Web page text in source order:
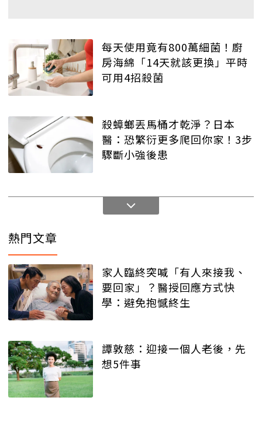
每天使用竟有800萬細菌！廚
房海綿「14天就該更換」平時
可用4招殺菌
殺蟑螂丟馬桶才乾淨？日本
醫：恐繁衍更多爬回你家！3步
驟斷小強後患
熱門文章
家人臨終突喊「有人來接我、
要回家」？醫授回應方式快
學：避免抱憾終生
譚敦慈：迎接一個人老後，先
想5件事